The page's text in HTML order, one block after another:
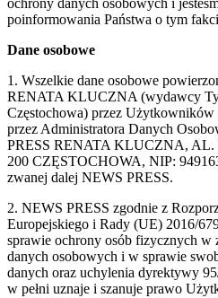
ochrony danych osobowych i
poinformowania Państwa o tym
Dane osobowe
1. Wszelkie dane osobowe
RENATA KLUCZNA (wydawcy
Częstochowa) przez
przez Administratora Danych
PRESS RENATA KLUCZNA,
200 CZĘSTOCHOWA, NIP:
zwanej dalej NEWS PRESS.
2. NEWS PRESS zgodnie z
Europejskiego i Rady (UE) 2016/
sprawie ochrony osób fizycznych w
danych osobowych i w sprawie
danych oraz uchylenia dyrektywy
w pełni uznaje i szanuje prawo